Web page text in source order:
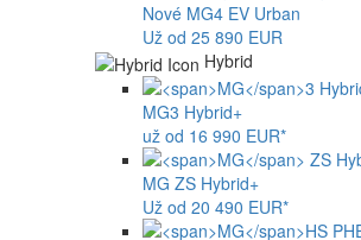
Nové MG4 EV Urban
Už od 25 890 EUR
Hybrid
MG3 Hybrid+
už od 16 990 EUR*
MG ZS Hybrid+
Už od 20 490 EUR*